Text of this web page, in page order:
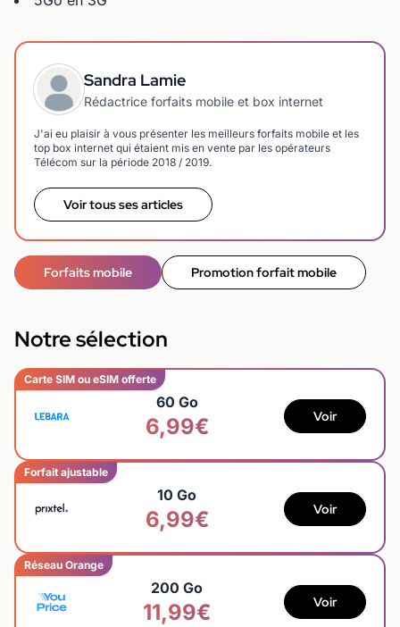
Sandra Lamie
Rédactrice forfaits mobile et box internet
J'ai eu plaisir à vous présenter les meilleurs forfaits mobile et les
top box internet qui étaient mis en vente par les opérateurs
Télécom sur la période 2018 / 2019.
Voir tous ses articles
Forfaits mobile Promotion forfait mobile
Notre sélection
Carte SIM ou eSIM offerte
60 Go
6,99€ Voir
Forfait ajustable
10 Go
6,99€ Voir
Réseau Orange
200 Go
11,99€ Voir